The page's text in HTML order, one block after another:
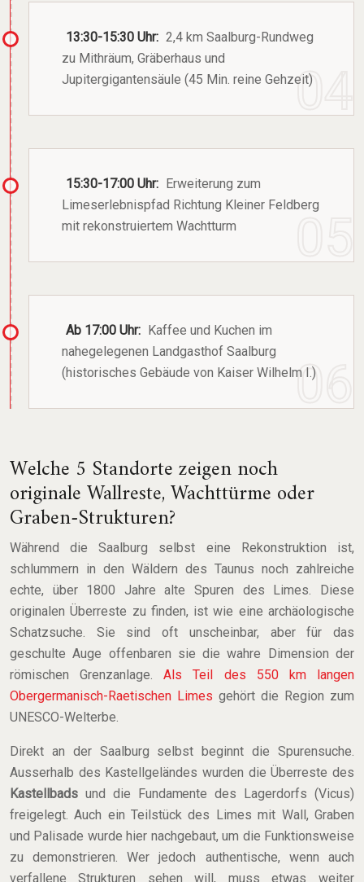
13:30-15:30 Uhr: 2,4 km Saalburg-Rundweg
zu Mithräum, Gräberhaus und
Jupitergigantensäule (45 Min. reine Gehzeit)
15:30-17:00 Uhr:
Erweiterung zum
Limeserlebnispfad Richtung Kleiner Feldberg
mit rekonstruiertem Wachtturm
Ab 17:00 Uhr:
Kaffee und Kuchen im
nahegelegenen Landgasthof Saalburg
(historisches Gebäude von Kaiser Wilhelm I.)
Welche 5 Standorte zeigen noch
originale Wallreste, Wachttürme oder
Graben-Strukturen?
Während die Saalburg selbst eine Rekonstruktion ist,
schlummern in den Wäldern des Taunus noch zahlreiche
echte, über 1800 Jahre alte Spuren des Limes. Diese
originalen Überreste zu finden, ist wie eine archäologische
Schatzsuche. Sie sind oft unscheinbar, aber für das
geschulte Auge offenbaren sie die wahre Dimension der
römischen Grenzanlage.Als Teil des 550 km langen
Obergermanisch-Raetischen Limes gehört die Region zum
UNESCO-Welterbe.
Direkt an der Saalburg selbst beginnt die Spurensuche.
Ausserhalb des Kastellgeländes wurden die Überreste des
Kastellbads und die Fundamente des Lagerdorfs (Vicus)
freigelegt. Auch ein Teilstück des Limes mit Wall, Graben
und Palisade wurde hier nachgebaut, um die Funktionsweise
zu demonstrieren. Wer jedoch authentische, wenn auch
verfallene Strukturen sehen will, muss etwas weiter